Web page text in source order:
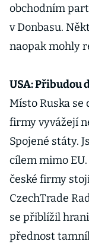
obchodním
v Donbasu.
naopak mohly
USA: Přibudou
Místo Ruska se
firmy vyvážejí
Spojené státy.
cílem mimo
české firmy
CzechTrade
se přiblížil
přednost